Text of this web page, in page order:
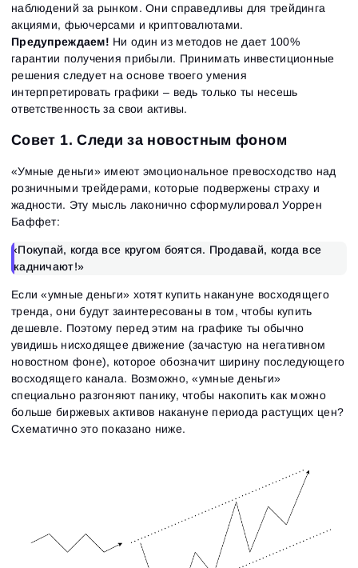
наблюдений за рынком. Они справедливы для трейдинга
акциями, фьючерсами и криптовалютами.
Предупреждаем! Ни один из методов не дает 100%
гарантии получения прибыли. Принимать инвестиционные
решения следует на основе твоего умения
интерпретировать графики – ведь только ты несешь
ответственность за свои активы.
Совет 1. Следи за новостным фоном
«Умные деньги» имеют эмоциональное превосходство над
розничными трейдерами, которые подвержены страху и
жадности. Эту мысль лаконично сформулировал Уоррен
Баффет:
«Покупай, когда все кругом боятся. Продавай, когда все
жадничают!»
Если «умные деньги» хотят купить накануне восходящего
тренда, они будут заинтересованы в том, чтобы купить
дешевле. Поэтому перед этим на графике ты обычно
увидишь нисходящее движение (зачастую на негативном
новостном фоне), которое обозначит ширину последующего
восходящего канала. Возможно, «умные деньги»
специально разгоняют панику, чтобы накопить как можно
больше биржевых активов накануне периода растущих цен?
Схематично это показано ниже.